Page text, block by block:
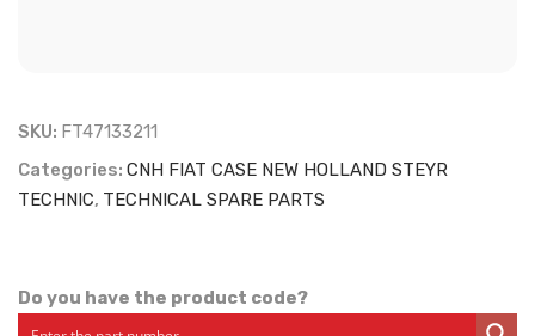
SKU: FT47133211
Categories: CNH FIAT CASE NEW HOLLAND STEYR
TECHNIC, TECHNICAL SPARE PARTS
Do you have the product code?